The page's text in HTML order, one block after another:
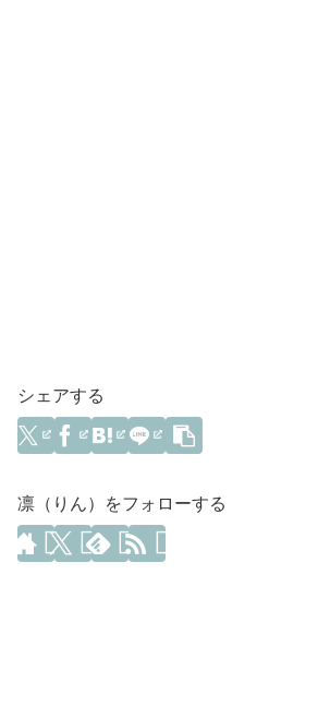
シェアする
凛（りん）をフォローする